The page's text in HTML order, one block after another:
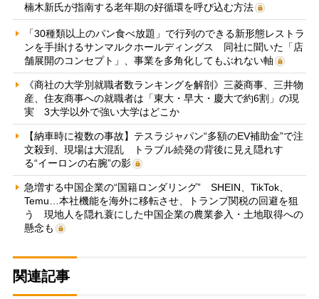
楠木新氏が指南する老年期の好循環を呼び込む方法
「30種類以上のパン食べ放題」で行列のできる新形態レストラ
ンを手掛けるサンマルクホールディングス 同社に聞いた「店
舗展開のコンセプト」、事業を多角化してもぶれない軸
《商社の大学別就職者数ランキングを解剖》三菱商事、三井物
産、住友商事への就職者は「東大・早大・慶大で約6割」の現
実 3大学以外で強い大学はどこか
【納車時に複数の事故】テスラジャパン“多額のEV補助金”で注
文殺到、現場は大混乱 トラブル続発の背後に見え隠れす
る“イーロンの右腕”の影
急増する中国企業の“国籍ロンダリング” SHEIN、TikTok、
Temu…本社機能を海外に移転させ、トランプ関税の回避を狙
う 現地人を隠れ蓑にした中国企業の農業参入・土地取得への
懸念も
関連記事